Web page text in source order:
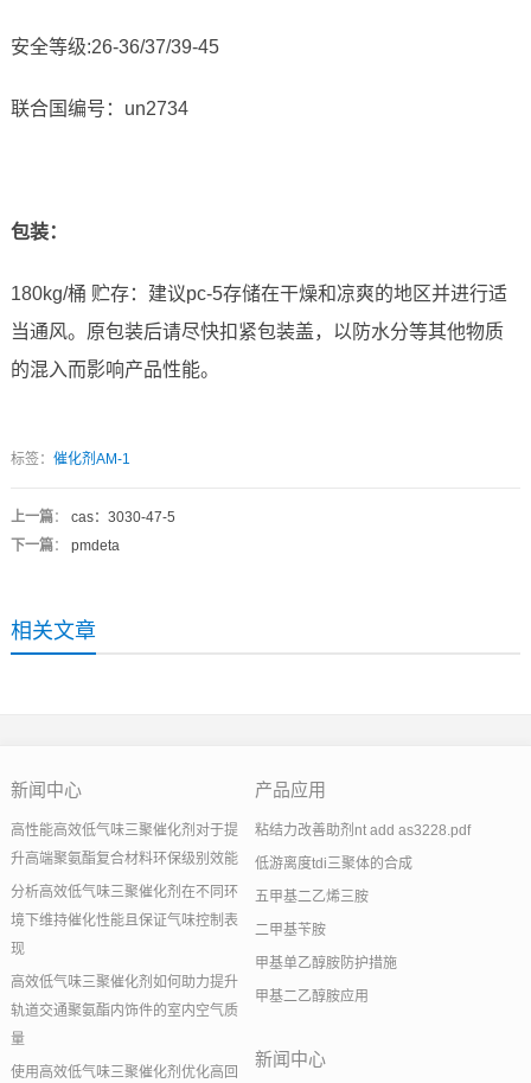
安全等级:26-36/37/39-45
联合国编号：un2734
包装：
180kg/桶 贮存：建议pc-5存储在干燥和凉爽的地区并进行适
当通风。原包装后请尽快扣紧包装盖，以防水分等其他物质
的混入而影响产品性能。
标签： 催化剂AM-1
上一篇： cas：3030-47-5
下一篇： pmdeta
相关文章
新闻中心
高性能高效低气味三聚催化剂对于提
升高端聚氨酯复合材料环保级别效能
分析高效低气味三聚催化剂在不同环
境下维持催化性能且保证气味控制表
现
高效低气味三聚催化剂如何助力提升
轨道交通聚氨酯内饰件的室内空气质
量
使用高效低气味三聚催化剂优化高回
产品应用
粘结力改善助剂nt add as3228.pdf
低游离度tdi三聚体的合成
五甲基二乙烯三胺
二甲基苄胺
甲基单乙醇胺防护措施
甲基二乙醇胺应用
新闻中心